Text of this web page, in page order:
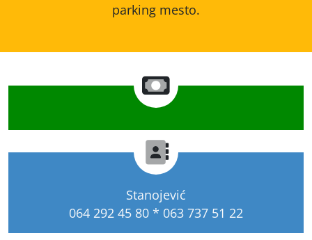
parking mesto.
Stanojević
064 292 45 80 * 063 737 51 22